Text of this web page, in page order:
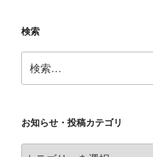
検索
索:
お知らせ・投稿カテゴリ